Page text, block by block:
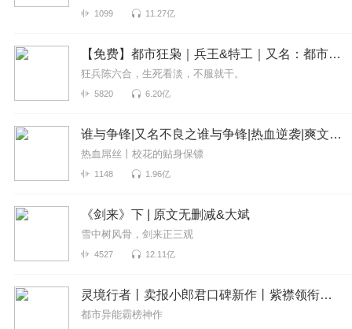
1099 11.27亿
【免费】都市狂枭｜兵王&特工｜又名：都市之最强狂兵版
狂兵陈六合，生死看淡，不服就干。
5820 6.20亿
谁与争锋|又名不良之谁与争锋|热血逆袭|爽文爆笑|会员免费
热血屌丝丨校花的贴身保镖
1148 1.96亿
《剑来》下 | 原文无删减&大斌
雪中树风骨，剑来正三观
4527 12.11亿
灵境行者丨卖报小郎君口碑新作丨紫襟领衔多人有声剧
都市异能霸榜神作